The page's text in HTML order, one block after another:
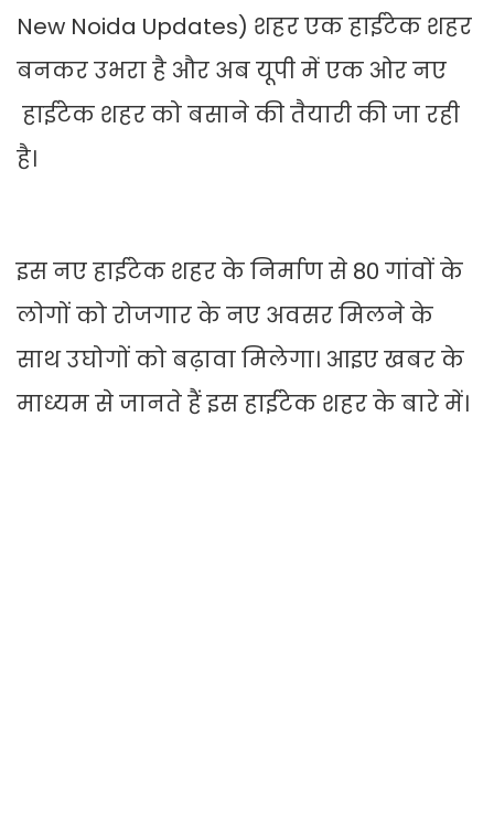
New Noida Updates) शहर एक हाईटेक शहर
बनकर उभरा है और अब यूपी में एक ओर नए
हाईटेक शहर को बसाने की तैयारी की जा रही
है।
इस नए हाईटेक शहर के निर्माण से 80 गांवों के
लोगों को रोजगार के नए अवसर मिलने के
साथ उघोगों को बढ़ावा मिलेगा। आइए खबर के
माध्यम से जानते हैं इस हाईटेक शहर के बारे में।